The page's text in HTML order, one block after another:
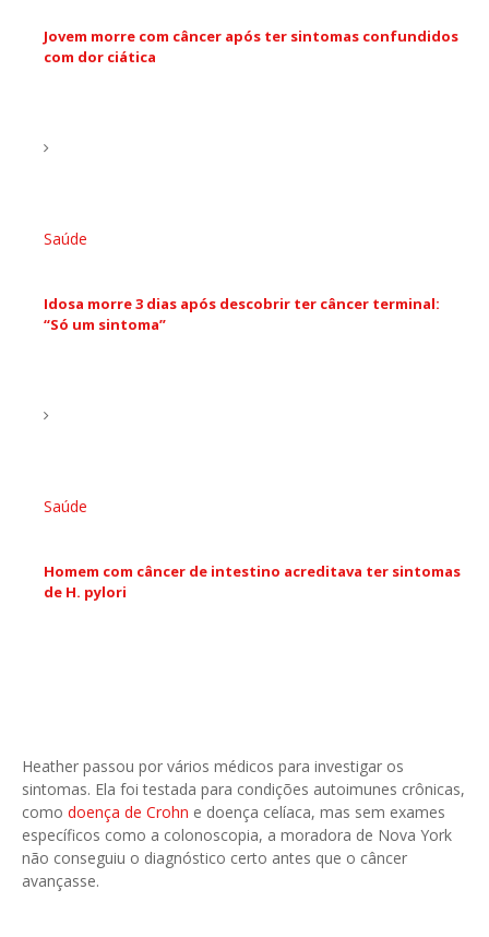
Jovem morre com câncer após ter sintomas confundidos
com dor ciática
Saúde
Idosa morre 3 dias após descobrir ter câncer terminal:
“Só um sintoma”
Saúde
Homem com câncer de intestino acreditava ter sintomas
de H. pylori
Heather passou por vários médicos para investigar os
sintomas. Ela foi testada para condições autoimunes crônicas,
como doença de Crohn e doença celíaca, mas sem exames
específicos como a colonoscopia, a moradora de Nova York
não conseguiu o diagnóstico certo antes que o câncer
avançasse.